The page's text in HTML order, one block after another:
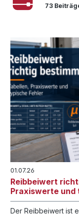
73
01.07.26
Reibbeiwert
Praxiswerte und
Der Reibbeiwert ist